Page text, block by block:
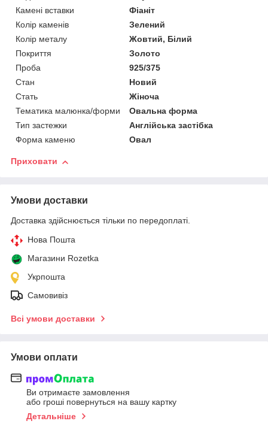
Камені вставки
Фіаніт
Колір каменів
Зелений
Колір металу
Жовтий, Білий
Покриття
Золото
Проба
925/375
Стан
Новий
Стать
Жіноча
Тематика малюнка/форми
Овальна форма
Тип застежки
Англійська застібка
Форма каменю
Овал
Приховати
Умови доставки
Доставка здійснюється тільки по передоплаті.
Нова Пошта
Магазини Rozetka
Укрпошта
Самовивіз
Всі умови доставки
Умови оплати
Ви отримаєте замовлення
або гроші повернуться на вашу картку
Детальніше